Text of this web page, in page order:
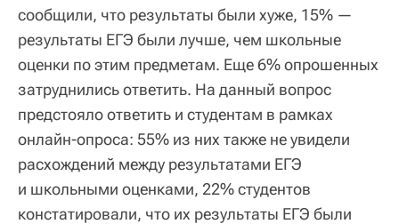
сообщили, что результаты были хуже, 15% —
результаты ЕГЭ были лучше, чем школьные
оценки по этим предметам. Еще 6% опрошенных
затруднились ответить. На данный вопрос
предстояло ответить и студентам в рамках
онлайн-опроса: 55% из них также не увидели
расхождений между результатами ЕГЭ
и школьными оценками, 22% студентов
констатировали, что их результаты ЕГЭ были